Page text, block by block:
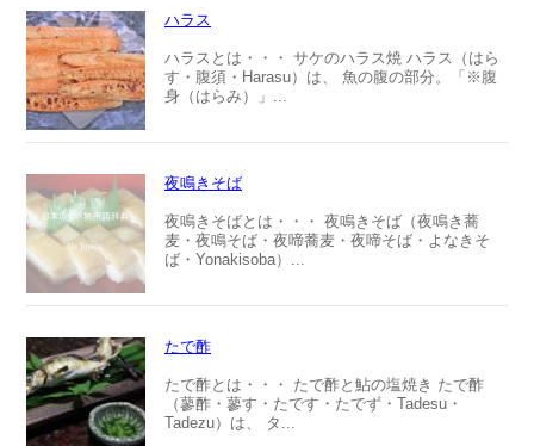
ハラス
ハラスとは・・・ サケのハラス焼 ハラス（はら
す・腹須・Harasu）は、 魚の腹の部分。「※腹
身（はらみ）」...
夜鳴きそば
夜鳴きそばとは・・・ 夜鳴きそば（夜鳴き蕎
麦・夜鳴そば・夜啼蕎麦・夜啼そば・よなきそ
ば・Yonakisoba）...
たで酢
たで酢とは・・・ たで酢と鮎の塩焼き たで酢
（蓼酢・蓼す・たです・たでず・Tadesu・
Tadezu）は、 タ...